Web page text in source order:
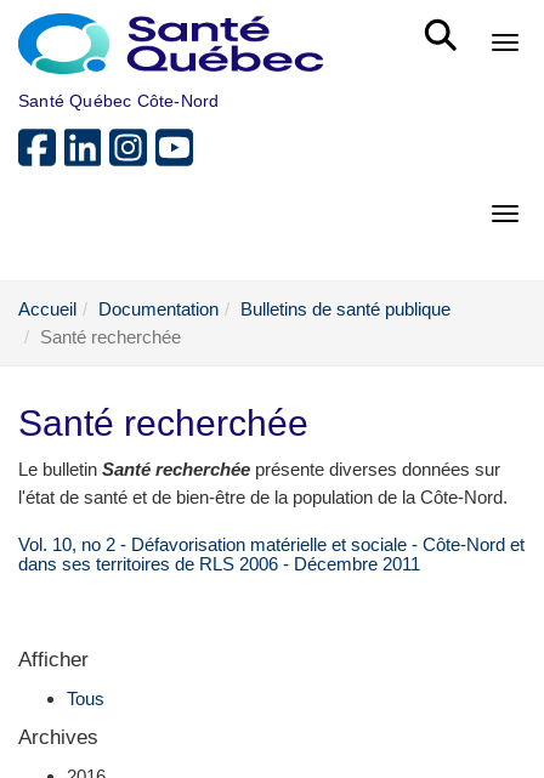
Aller au menu principal
Santé Québec Côte-Nord
Accueil Documentation
Bulletins de santé publique
Santé recherchée
Santé recherchée
Le bulletin Santé recherchée présente diverses données sur
l'état de santé et de bien-être de la population de la Côte-Nord.
Vol. 10, no 2 - Défavorisation matérielle et sociale - Côte-Nord et
dans ses territoires de RLS 2006 - Décembre 2011
Afficher
Tous
Archives